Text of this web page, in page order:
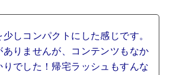
しコンパクトにした感じです。
ありませんが、コンテンツもなか
でした！帰宅ラッシュもすんな